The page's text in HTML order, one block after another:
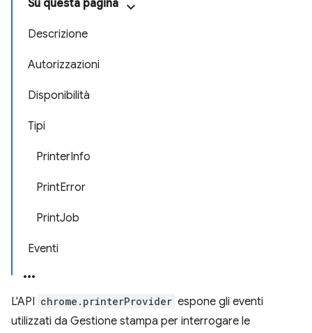
Su questa pagina
Descrizione
Autorizzazioni
Disponibilità
Tipi
PrinterInfo
PrintError
PrintJob
Eventi
L'API chrome.printerProvider espone gli eventi
utilizzati da Gestione stampa per interrogare le